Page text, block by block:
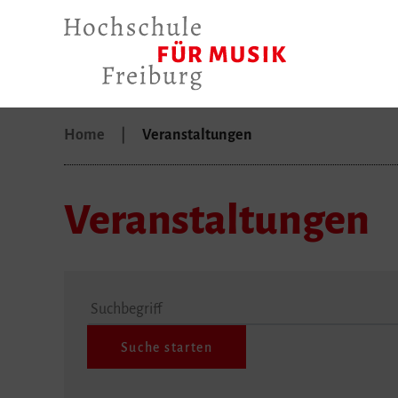
Home Veranstaltungen
Veranstaltungen
Suchbegriff